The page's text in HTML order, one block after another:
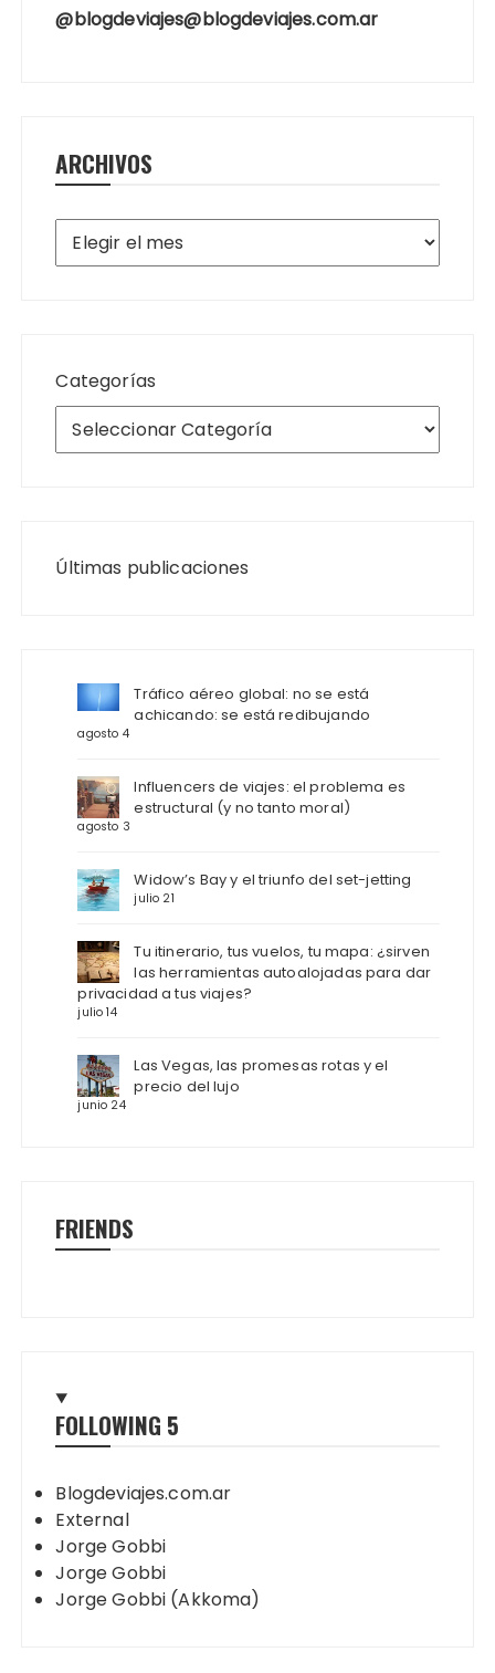
@blogdeviajes@blogdeviajes.com.ar
ARCHIVOS
Archivos
Categorías
Últimas publicaciones
Tráfico aéreo global: no se está
achicando: se está redibujando
agosto 4
Influencers de viajes: el problema es
estructural (y no tanto moral)
agosto 3
Widow’s Bay y el triunfo del set-jetting
julio 21
Tu itinerario, tus vuelos, tu mapa: ¿sirven
las herramientas autoalojadas para dar
privacidad a tus viajes?
julio 14
Las Vegas, las promesas rotas y el
precio del lujo
junio 24
FRIENDS
FOLLOWING 5
Blogdeviajes.com.ar
External
Jorge Gobbi
Jorge Gobbi
Jorge Gobbi (Akkoma)